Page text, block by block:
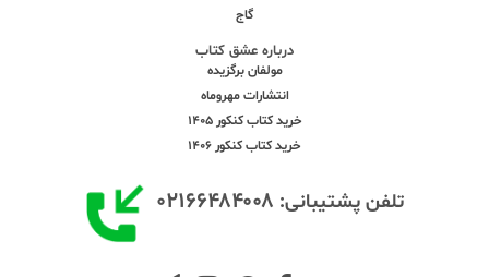
گاج
درباره عشق کتاب
مولفان برگزیده
انتشارات مهروماه
خرید کتاب کنکور 1405
خرید کتاب کنکور 1406
تلفن پشتیبانی: ۰۲۱۶۶۴۸۴۰۰۸